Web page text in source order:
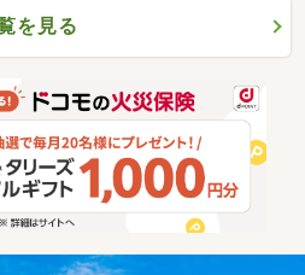
を見る